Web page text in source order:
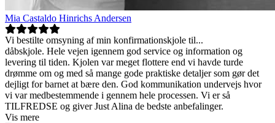
Mia Castaldo Hinrichs Andersen
Vi bestilte omsyning af min konfirmationskjole til...
dåbskjole. Hele vejen igennem god service og information og
levering til tiden. Kjolen var meget flottere end vi havde turde
drømme om og med så mange gode praktiske detaljer som gør det
dejligt for barnet at bære den. God kommunikation undervejs hvor
vi var medbestemmende i gennem hele processen. Vi er så
TILFREDSE og giver Just Alina de bedste anbefalinger.
Vis mere